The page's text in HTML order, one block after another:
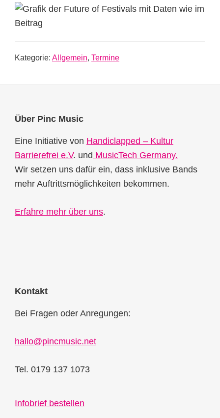
Kategorie: Allgemein, Termine
Footer
Über Pinc Music
Eine Initiative von Handiclapped – Kultur
Barrierefrei e.V. und MusicTech Germany.
Wir setzen uns dafür ein, dass inklusive Bands
mehr Auftrittsmöglichkeiten bekommen.
Erfahre mehr über uns.
Kontakt
Bei Fragen oder Anregungen:
hallo@pincmusic.net
Tel. 0179 137 1073
Infobrief bestellen